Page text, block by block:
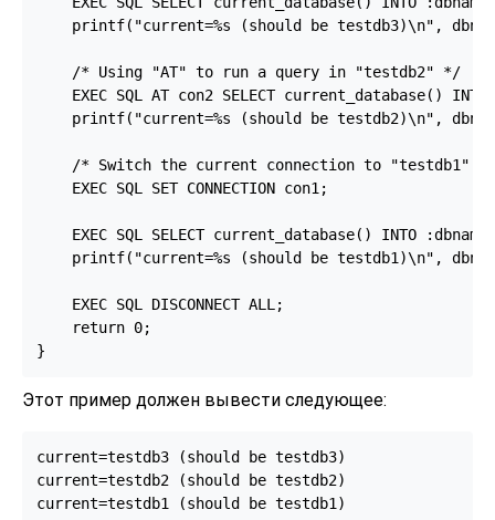
printf("current=%s (should be testdb3)\n",
    /* Using "AT" to run a query in "testdb2" */
EXEC SQL AT con2 SELECT current_database() INTO
printf("current=%s (should be testdb2)\n",
/* Switch the current connection to "testdb1".
    EXEC SQL SET CONNECTION con1;
    EXEC SQL SELECT current_database() INTO :dbname;
printf("current=%s (should be testdb1)\n",
    EXEC SQL DISCONNECT ALL;
    return 0;
Этот пример должен вывести следующее:
current=testdb3 (should be testdb3)
current=testdb2 (should be testdb2)